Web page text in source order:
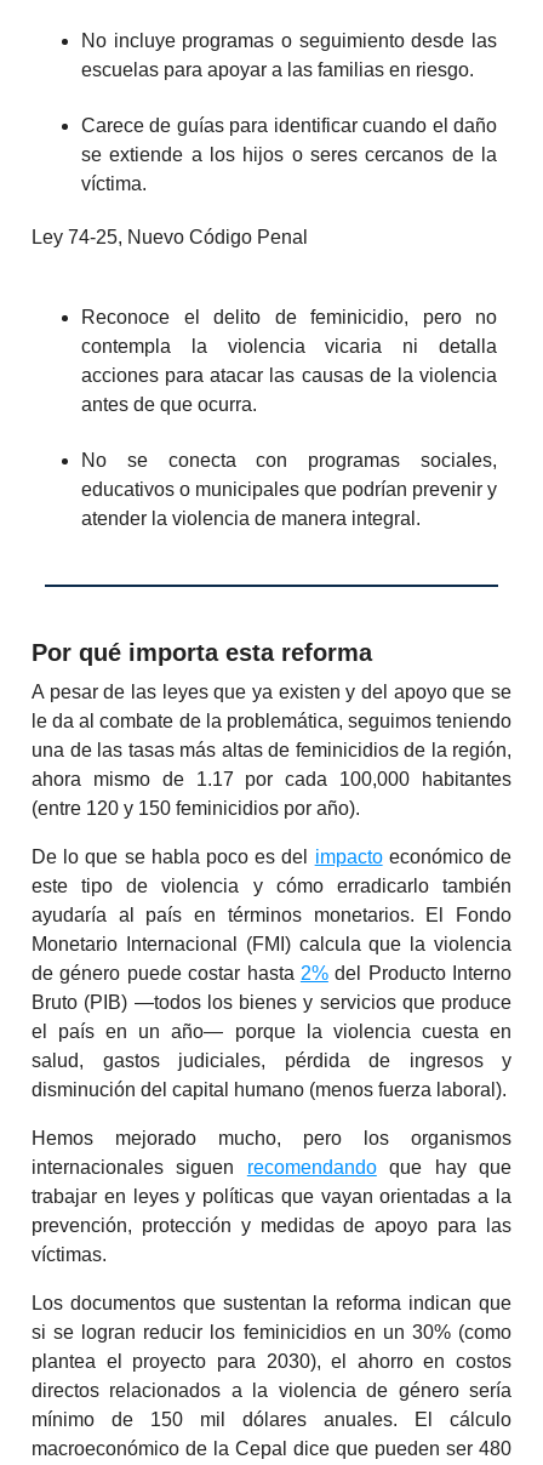
No incluye programas o seguimiento desde las
escuelas para apoyar a las familias en riesgo.
Carece de guías para identificar cuando el daño
se extiende a los hijos o seres cercanos de la
víctima.
Ley 74-25, Nuevo Código Penal
Reconoce el delito de feminicidio, pero no
contempla la violencia vicaria ni detalla
acciones para atacar las causas de la violencia
antes de que ocurra.
No se conecta con programas sociales,
educativos o municipales que podrían prevenir y
atender la violencia de manera integral.
Por qué importa esta reforma
A pesar de las leyes que ya existen y del apoyo que se
le da al combate de la problemática, seguimos teniendo
una de las tasas más altas de feminicidios de la región,
ahora mismo de 1.17 por cada 100,000 habitantes
(entre 120 y 150 feminicidios por año).
De lo que se habla poco es del impactoeconómico de
este tipo de violencia y cómo erradicarlo también
ayudaría al país en términos monetarios. El Fondo
Monetario Internacional (FMI) calcula que la violencia
de género puede costar hasta 2%del Producto Interno
Bruto (PIB) —todos los bienes y servicios que produce
el país en un año— porque la violencia cuesta en
salud, gastos judiciales, pérdida de ingresos y
disminución del capital humano (menos fuerza laboral).
Hemos mejorado mucho, pero los organismos
internacionales siguen recomendandoque hay que
trabajar en leyes y políticas que vayan orientadas a la
prevención, protección y medidas de apoyo para las
víctimas.
Los documentos que sustentan la reforma indican que
si se logran reducir los feminicidios en un 30% (como
plantea el proyecto para 2030), el ahorro en costos
directos relacionados a la violencia de género sería
mínimo de 150 mil dólares anuales. El cálculo
macroeconómico de la Cepal dice que pueden ser 480